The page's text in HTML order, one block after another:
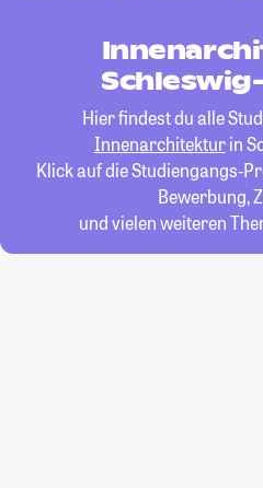
Hier findest du alle
Innenarchitekturin
Klick auf die Studiengangs-
Bewerbung,
und vielen weiteren